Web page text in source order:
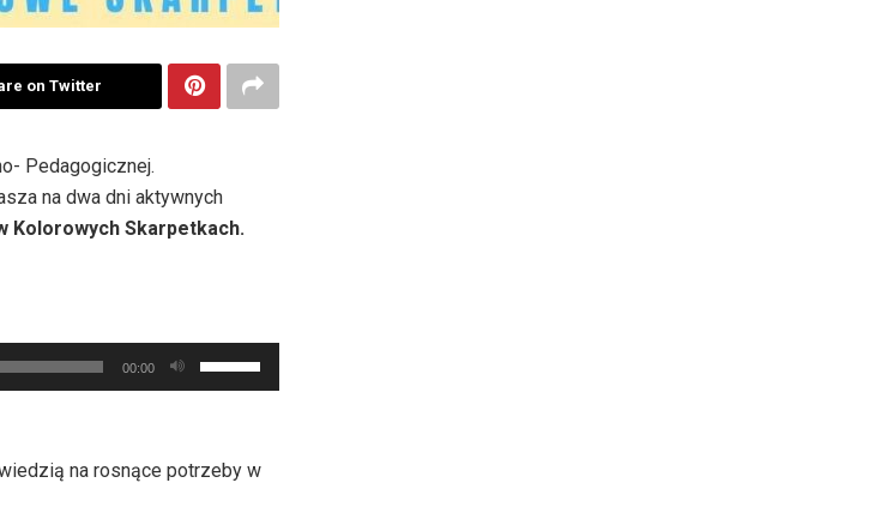
on Twitter
Pedagogicznej.
na dwa dni aktywnych
Kolorowych Skarpetkach.
00:00
strzałek
oraz
na rosnące potrzeby w